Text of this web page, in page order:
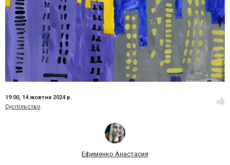
19:00, 14 жовтня 2024 р.
Суспільство
Ефименко Анастасия